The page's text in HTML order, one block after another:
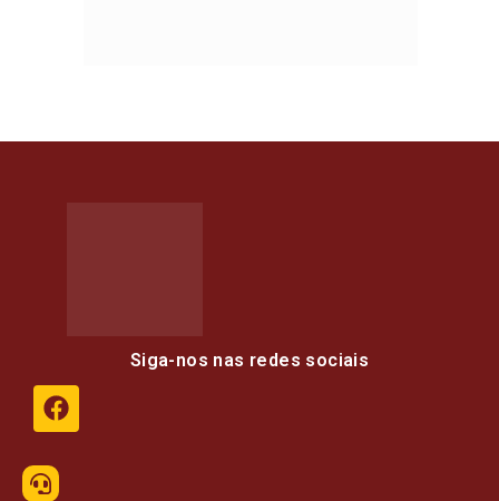
Siga-nos nas redes sociais